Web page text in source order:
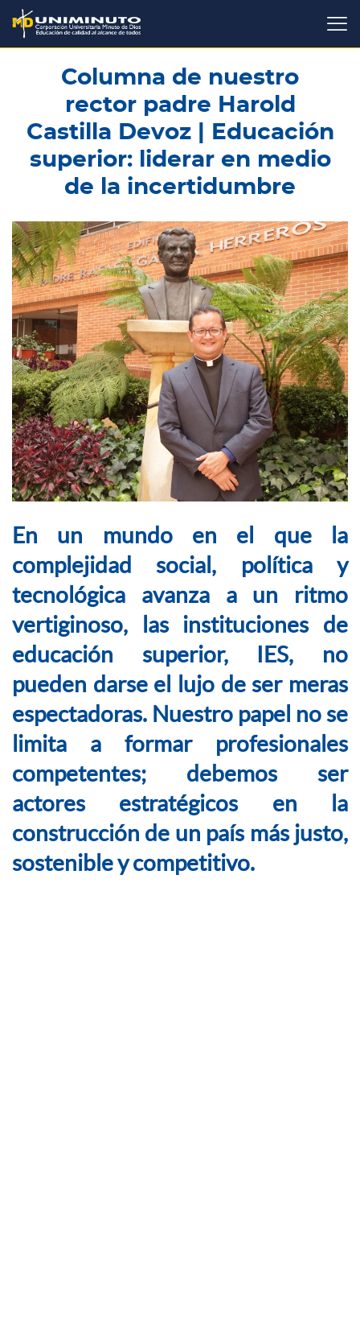
Pasar
contenido
principal
Columna de nuestro
rector padre Harold
Castilla Devoz | Educación
superior: liderar en medio
de la incertidumbre
En un mundo en el que la
complejidad social, política y
tecnológica avanza a un ritmo
vertiginoso, las instituciones de
educación superior, IES, no
pueden darse el lujo de ser meras
espectadoras. Nuestro papel no se
limita a formar profesionales
competentes; debemos ser
actores estratégicos en la
construcción de un país más justo,
sostenible y competitivo.